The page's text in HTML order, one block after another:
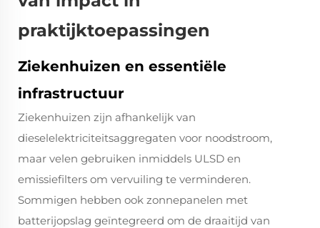
praktijktoepassingen
Ziekenhuizen en essentiële
infrastructuur
Ziekenhuizen zijn afhankelijk van
dieselelektriciteitsaggregaten voor noodstroom,
maar velen gebruiken inmiddels ULSD en
emissiefilters om vervuiling te verminderen.
Sommigen hebben ook zonnepanelen met
batterijopslag geïntegreerd om de draaitijd van